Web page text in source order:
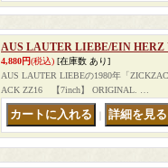
AUS LAUTER LIEBE/EIN HERZ
4,880円(税込) [在庫数 あり]
AUS LAUTER LIEBEの1980年「
ACK ZZ16 【7inch】 ORIGINAL. …